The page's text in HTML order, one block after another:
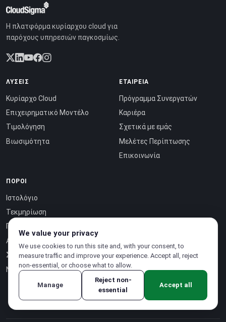
Η πλατφόρμα κυρίαρχου cloud για
παρόχους υπηρεσιών παγκοσμίως.
ΛΎΣΕΙΣ
Κυρίαρχο Cloud
Επιχειρηματικό Μοντέλο
Τιμολόγηση
Βιωσιμότητα
ΕΤΑΙΡΕΊΑ
Πρόγραμμα Συνεργατών
Καριέρα
Σχετικά με εμάς
Μελέτες Περίπτωσης
Επικοινωνία
ΠΌΡΟΙ
Ιστολόγιο
Τεκμηρίωση
Πιστοποιήσεις
Αναφορά API ↗
Σελίδα κατάστασης ↗
Νοημοσύνη ως Υπηρεσία ↗
We value your privacy
We use cookies to run this site and, with your consent, to
measure traffic and improve your experience. Accept all, reject
non-essential, or choose what to allow.
Manage
Reject non-
essential
Accept all